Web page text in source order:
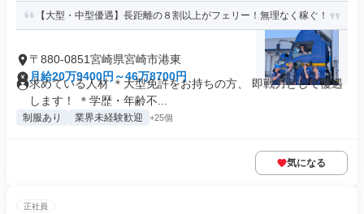
【大型・中型優遇】長距離の８割以上がフェリー！無理なく稼ぐ！
〒880-0851宮崎県宮崎市港東
月給20万9400円～46万8700円
求めている人材 ＊大型免許をお持ちの方、 即戦力として優遇
します！ ＊学歴・年齢不...
制服あり 業界未経験歓迎 +25個
気になる
正社員